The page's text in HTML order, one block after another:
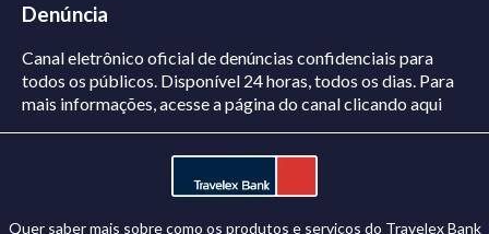
Denúncia
Canal eletrônico oficial de denúncias confidenciais para
todos os públicos. Disponível 24 horas, todos os dias. Para
mais informações, acesse a página do canalclicando aqui
Quer saber mais sobre como os produtos e serviços do Travelex Bank